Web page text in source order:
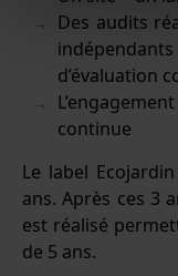
Des audits
d’évaluation
continue
Le label
ans. Après ces 3
est réalisé
de 5 ans.